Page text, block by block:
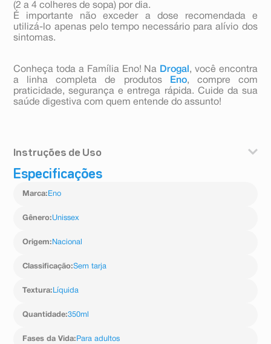
(2 a 4 colheres de sopa) por dia.
É importante não exceder a dose recomendada e
utilizá-lo apenas pelo tempo necessário para alívio dos
sintomas.
Conheça toda a Família Eno! Na Drogal , você encontra
a linha completa de produtos
Eno, compre com
praticidade, segurança e entrega rápida. Cuide da sua
saúde digestiva com quem entende do assunto!
Instruções de Uso
• Para Antiácido: Uso Oral. Agitar antes de usar. 5 a
ao dia.
ml (2 a 4 colheres de sopa) por dia. Não exceder a dose
Especificações
Marca: Eno
Gênero:Unissex
Origem: Nacional
Classificação:Sem tarja
Textura: Líquida
Quantidade:350ml
Fases da Vida: Para adultos